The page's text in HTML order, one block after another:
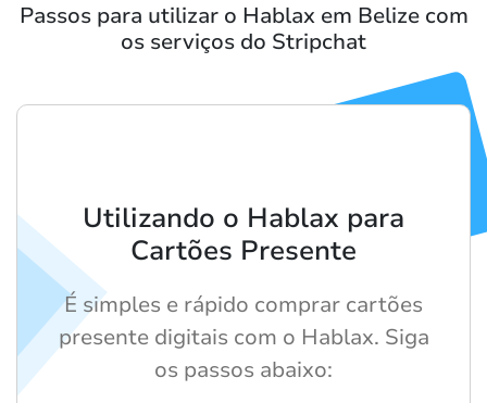
Passos para utilizar o Hablax em Belize com
os serviços do Stripchat
Utilizando o Hablax para
Cartões Presente
É simples e rápido comprar cartões
presente digitais com o Hablax. Siga
os passos abaixo: